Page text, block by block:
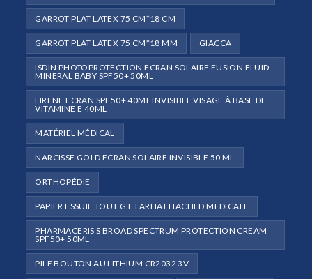
GARROT PLAT LATEX 75 CM*18 CM
GARROT PLAT LATEX 75 CM*18 MM GIACCA
ISDIN PHOTOPROTECTION ECRAN SOLAIRE FUSION FLUID
MINERAL BABY SPF50+ 50ML
LIRENE ECRAN SPF50+ 40ML INVISIBLE VISAGE À BASE DE
VITAMINE E 40ML
MATÉRIEL MÉDICAL
NARCISSE GOLD ECRAN SOLAIRE INVISIBLE 50 ML
ORTHOPÉDIE
PAPIER ESSUIE TOUT G F FARHAT HACHED MEDICALE
PHARMACERIS S BROAD SPECTRUM PROTECTION CREAM
SPF50+ 50ML
PILE BOUTON AU LITHIUM CR2032 3V